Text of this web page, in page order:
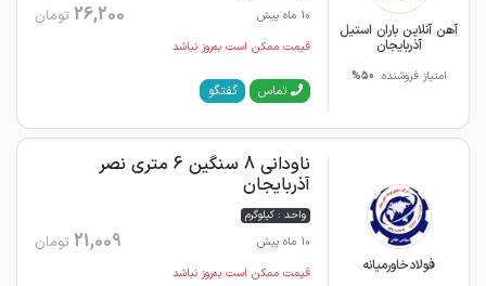
آهن آنلاین باران استیل
آذربایجان‌
امتیاز فروشنده: 50%
10 ماه پیش
26,200 تومان
قیمت ممکن است به‌روز نباشد
تماس گفتگو
فولادخاورمیانه
ناودانی 8 سنگین 6 متری نصر
آذربایجان
واحد : کیلوگرم
10 ماه پیش
21,009 تومان
قیمت ممکن است به‌روز نباشد